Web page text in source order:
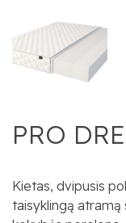
PRO
Kietas, dvipusis
taisyklingą atramą